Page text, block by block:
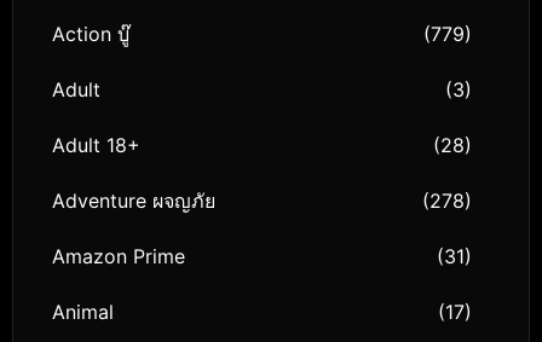
Action บู๊ (779)
Adult (3)
Adult 18+ (28)
Adventure ผจญภัย (278)
Amazon Prime (31)
Animal (17)